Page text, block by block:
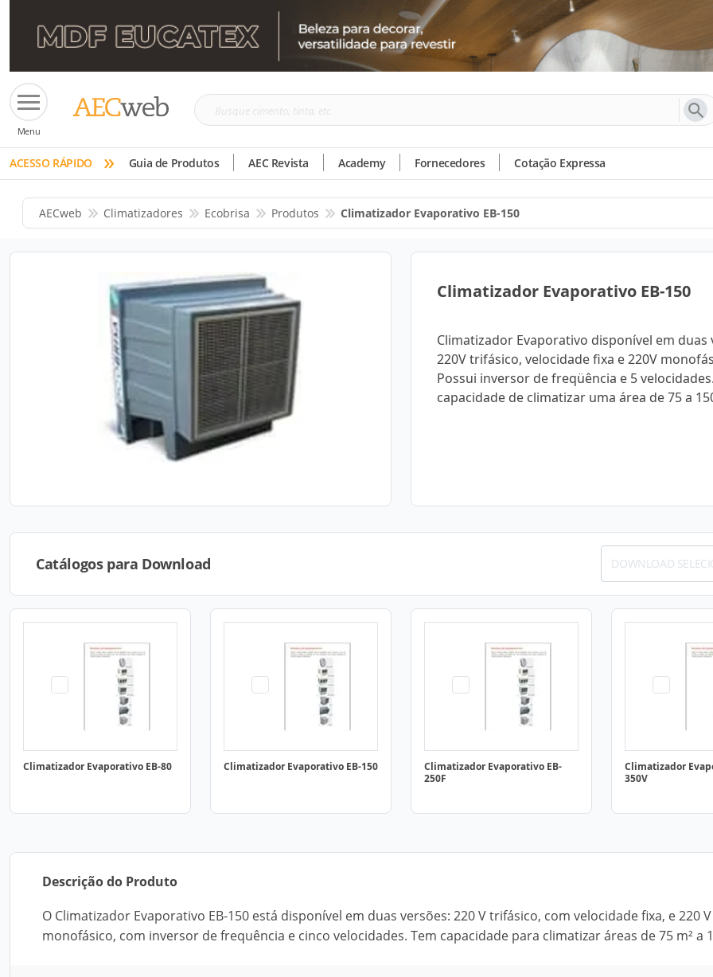
Menu
Busque
tinta,
etc
ACESSO RÁPIDO » Guia de Produtos AEC Revista Academy Fornecedores Cotação Expressa
AECweb Climatizadores Ecobrisa Produtos Climatizador Evaporativo EB-150
Climatizador Evaporativo EB-150
Climatizador Evaporativo disponível em duas
220V trifásico, velocidade fixa e 220V
Possui inversor de freqüência e 5
capacidade de climatizar uma área de 75 a
Catálogos para Download DOWNLOAD
Climatizador Evaporativo EB-80 Climatizador Evaporativo EB-150
Climatizador Evaporativo EB-
250F
Climatizador
350V
Descrição do Produto
O Climatizador Evaporativo EB-150 está disponível em duas versões: 220 V trifásico, com velocidade fixa, e 220 V
monofásico, com inversor de frequência e cinco velocidades. Tem capacidade para climatizar áreas de 75 m² a